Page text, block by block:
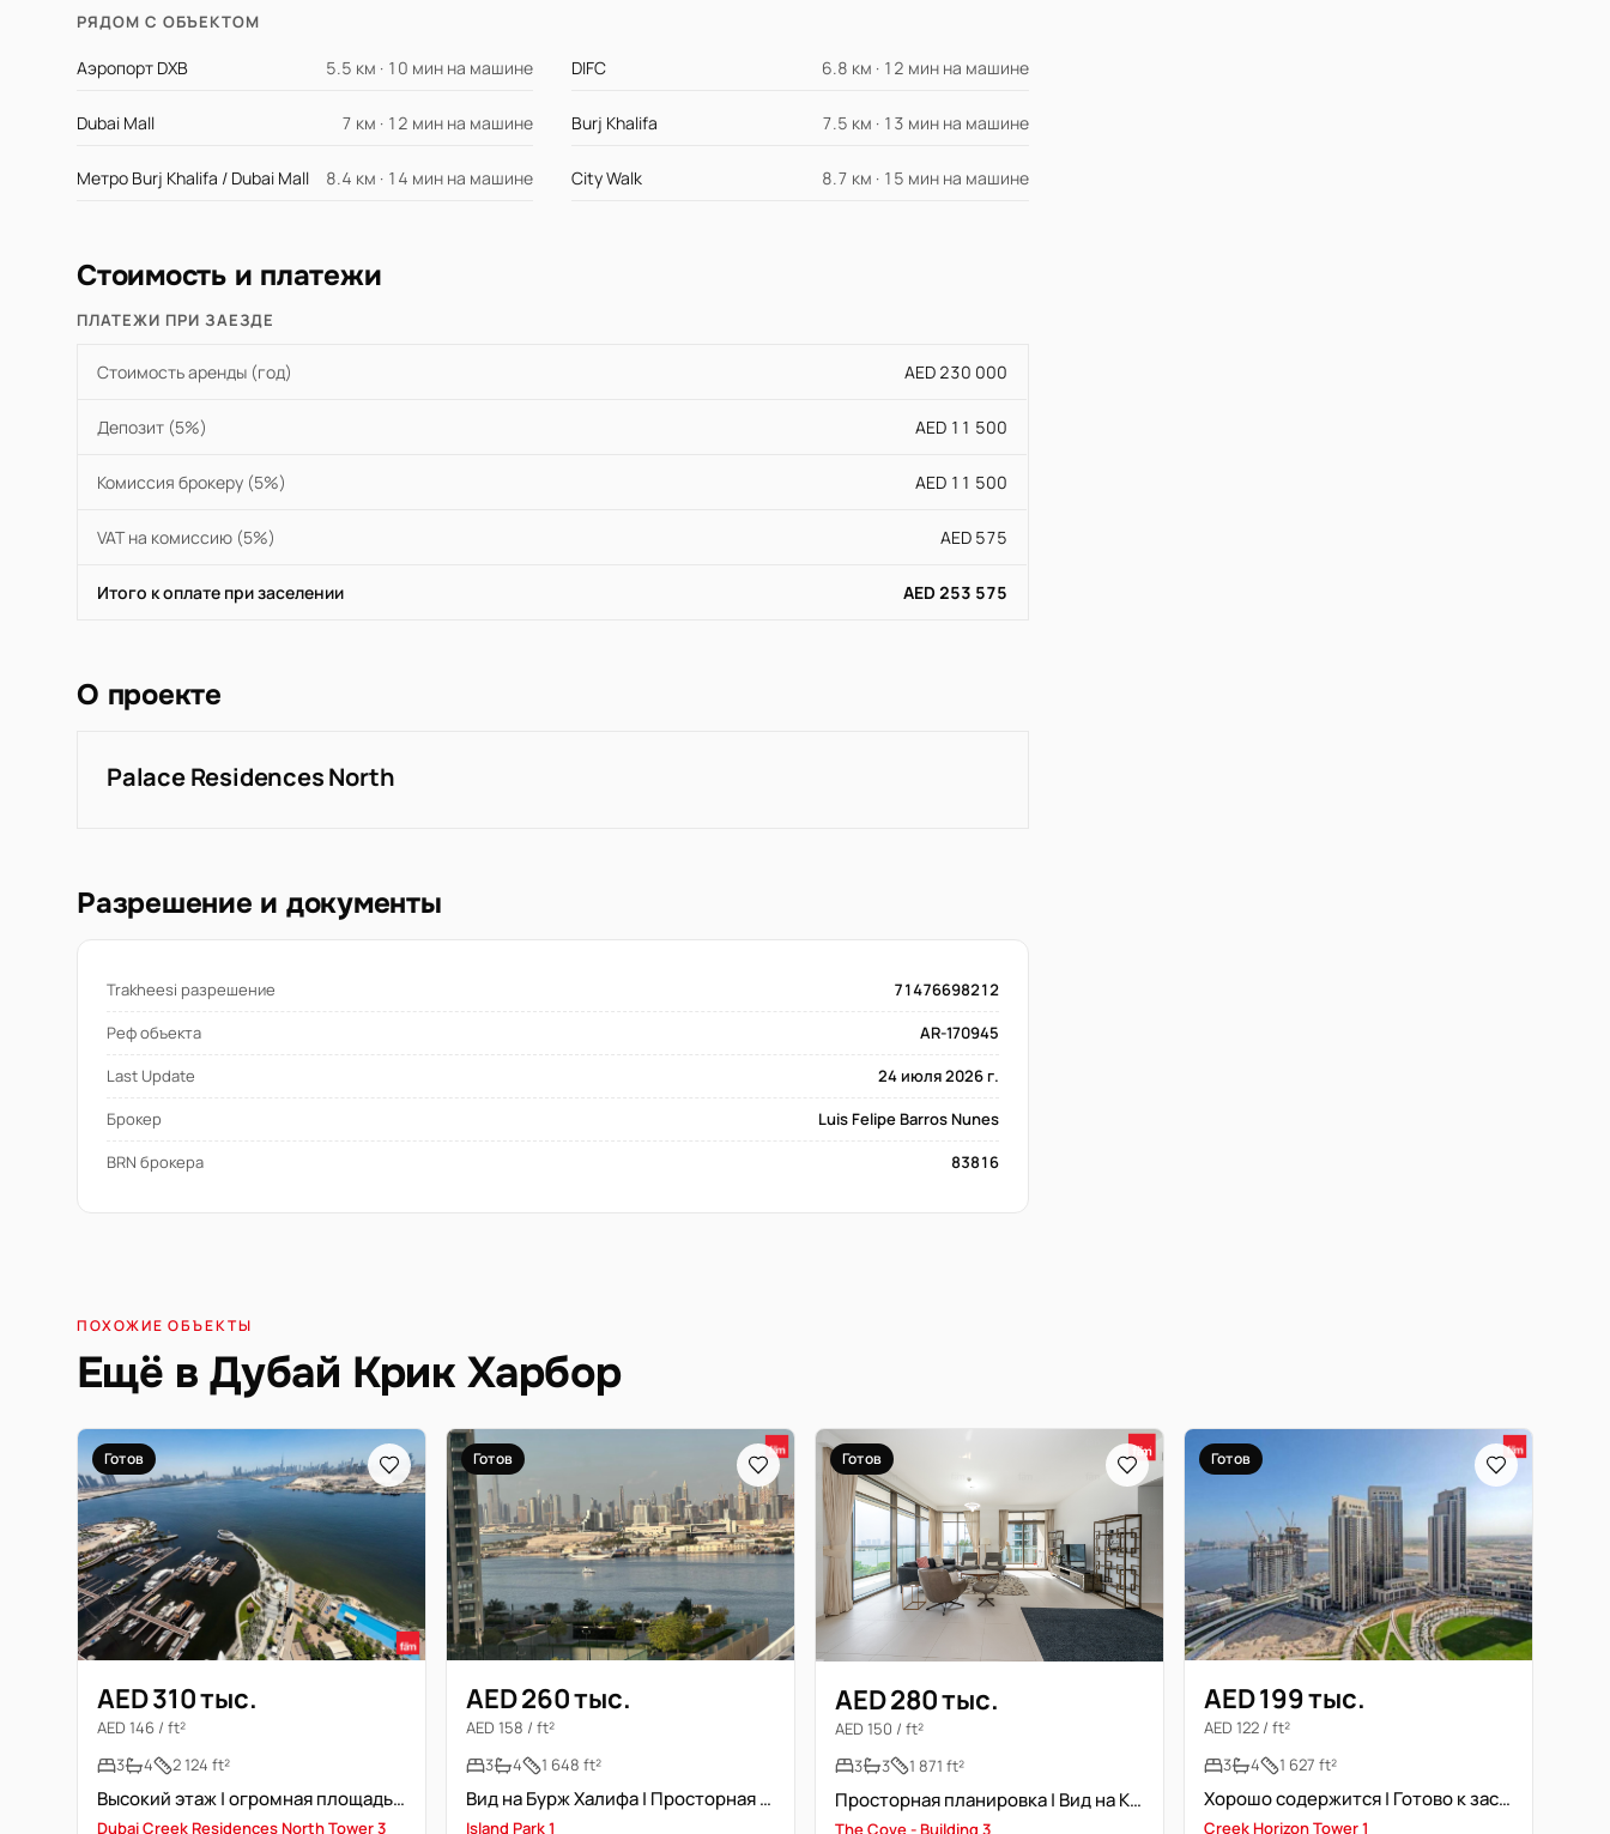
РЯДОМ С ОБЪЕКТОМ
Аэропорт DXB 5.5 км · 10 мин на машине DIFC 6.8 км · 12 мин на машине
Dubai Mall 7 км · 12 мин на машине Burj Khalifa 7.5 км · 13 мин на машине
Метро Burj Khalifa / Dubai Mall 8.4 км · 14 мин на машине City Walk 8.7 км · 15 мин на машине
Стоимость и платежи
ПЛАТЕЖИ ПРИ ЗАЕЗДЕ
Стоимость аренды (год) AED 230 000
Депозит (5%) AED 11 500
Комиссия брокеру (5%) AED 11 500
VAT на комиссию (5%) AED 575
Итого к оплате при заселении AED 253 575
О проекте
Palace Residences North
Разрешение и документы
Trakheesi разрешение
71476698212
Реф объекта
AR-170945
Last Update
24 июля 2026 г.
Брокер
Luis Felipe Barros Nunes
BRN брокера
83816
ПОХОЖИЕ ОБЪЕКТЫ
Ещё в Дубай Крик Харбор
Готов
AED 310 тыс.
AED 146 / ft²
3
4 2 124 ft²
Высокий этаж | огромная площадь | идеальная планировка
Dubai Creek Residences North Tower 3
Готов
AED 260 тыс.
AED 158 / ft²
3
4 1 648 ft²
Вид на Бурж Халифа | Просторная планировка | Возможна меблировка
Island Park 1
Готов
AED 280 тыс.
AED 150 / ft²
3
3 1 871 ft²
Просторная планировка | Вид на Крик | Выгодное предложение
The Cove - Building 3
Готов
AED 199 тыс.
AED 122 / ft²
3
4 1 627 ft²
Хорошо содержится | Готово к заселению | EMAAR
Creek Horizon Tower 1